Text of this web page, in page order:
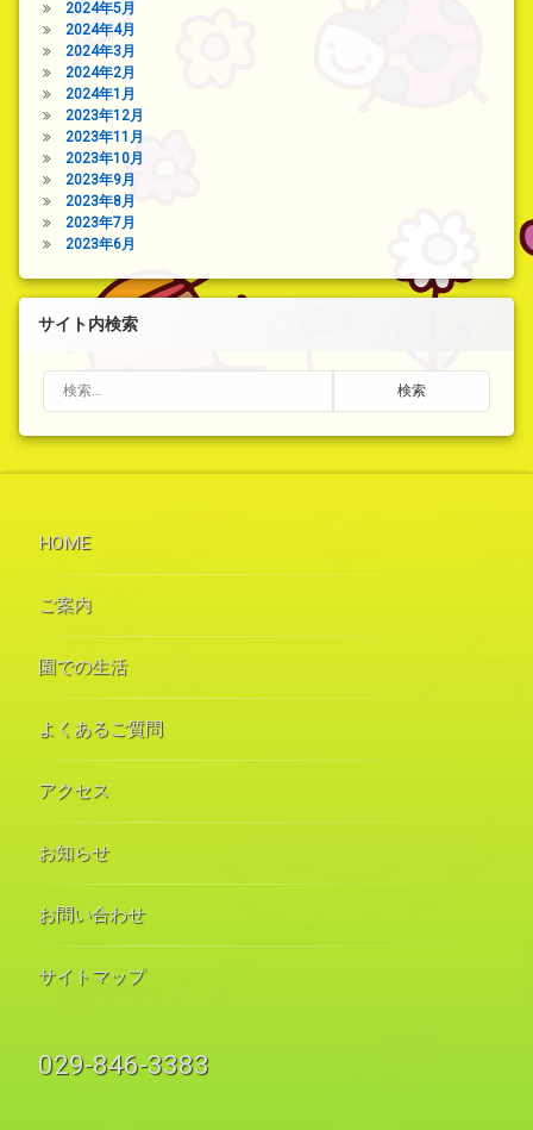
2024年5月
2024年4月
2024年3月
2024年2月
2024年1月
2023年12月
2023年11月
2023年10月
2023年9月
2023年8月
2023年7月
2023年6月
サイト内検索
HOME
ご案内
園での生活
よくあるご質問
アクセス
お知らせ
お問い合わせ
サイトマップ
電話番号:
029-846-3383